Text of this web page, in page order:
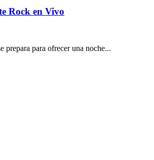
Rock en Vivo
para ofrecer una noche...